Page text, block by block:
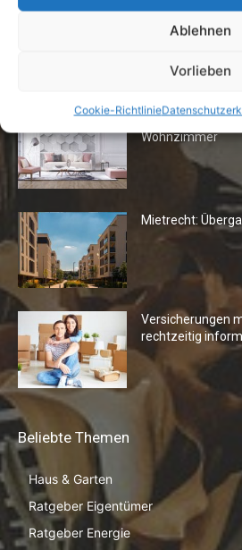
Ablehnen
Vorlieben
Cookie-Richtlinie
Fototapeten:
Wohnzimmer
Mietrecht:
Versicherungen
rechtzeitig
Beliebte Themen
Haus & Garten
Ratgeber Eigentümer
Ratgeber Energie